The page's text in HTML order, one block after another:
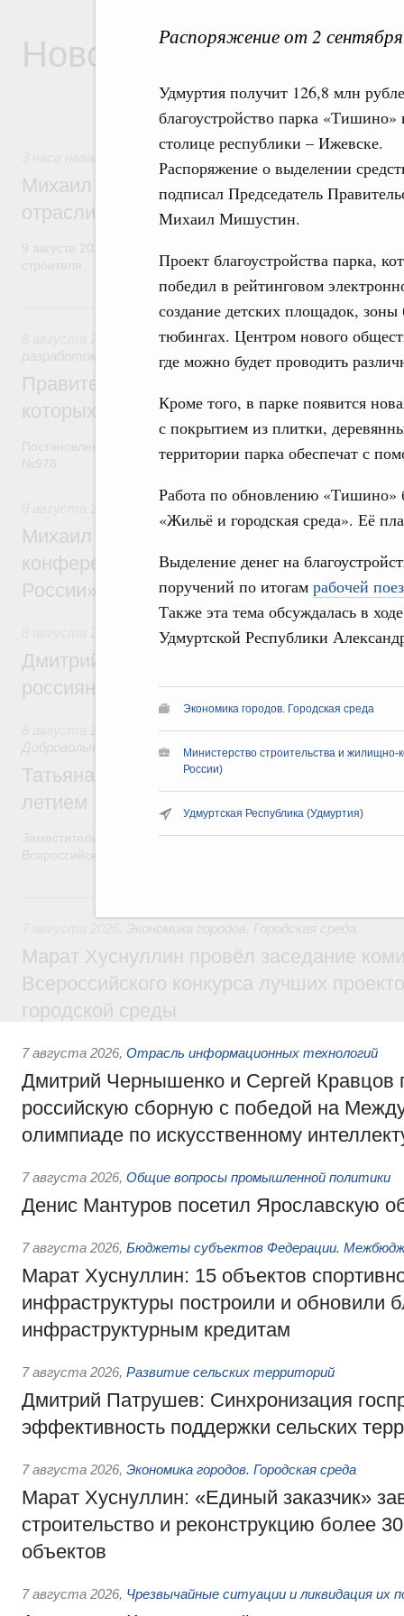
Распоряжение от 2
Удмуртия получит 126,8 млн
благоустройство парка «Тишино»
столице республики – Ижевске.
Распоряжение о выделении
подписал Председатель
Михаил Мишустин.
Проект благоустройства парка,
победил в рейтинговом
создание детских площадок, зоны
тюбингах. Центром нового
где можно будет проводить
Кроме того, в парке появится
с покрытием из плитки,
территории парка обеспечат с
Работа по обновлению «Тишино»
«Жильё и городская среда». Её
Выделение денег на
поручений по итогам рабочей
Также эта тема обсуждалась в
Удмуртской Республики
Экономика городов. Городская среда
Министерство строительства и
России)
Удмуртская Республика (Удмуртия)
Новости
Регулирование в сфере строительства
Михаил Мишустин поздравил
отрасли с профессиональным
Вчера
Государственная политика в сфере
разработок
Правительство расширило перечень
которых освобождаются от НДФЛ
Михаил Мишустин дал поручения по
конференции «Цифровая индустрия
России»
Спорт высших достижений и массовый
Дмитрий Чернышенко и Михаил
россиян с Днём физкультурника
Социальные инновации. Некоммерческие
Добровольчество и волонтёрство. Благотворительность
Татьяна Голикова поздравила
летием
Заместитель Председателя Правительства Татьяна Голикова
Экономика городов. Городская среда
Марат Хуснуллин провёл заседание
Всероссийского конкурса лучших
городской среды
7 августа 2026, Отрасль информационных технологий
Дмитрий Чернышенко и Сергей Кравцов
российскую сборную с победой на
олимпиаде по искусственному
7 августа 2026, Общие вопросы промышленной политики
Денис Мантуров посетил Ярославскую
7 августа 2026, Бюджеты субъектов Федерации.
Марат Хуснуллин: 15 объектов
инфраструктуры построили и обновили
инфраструктурным кредитам
7 августа 2026, Развитие сельских территорий
Дмитрий Патрушев: Синхронизация
эффективность поддержки сельских
7 августа 2026, Экономика городов. Городская среда
Марат Хуснуллин: «Единый заказчик»
строительство и реконструкцию более
объектов
7 августа 2026, Чрезвычайные ситуации и ликвидация их